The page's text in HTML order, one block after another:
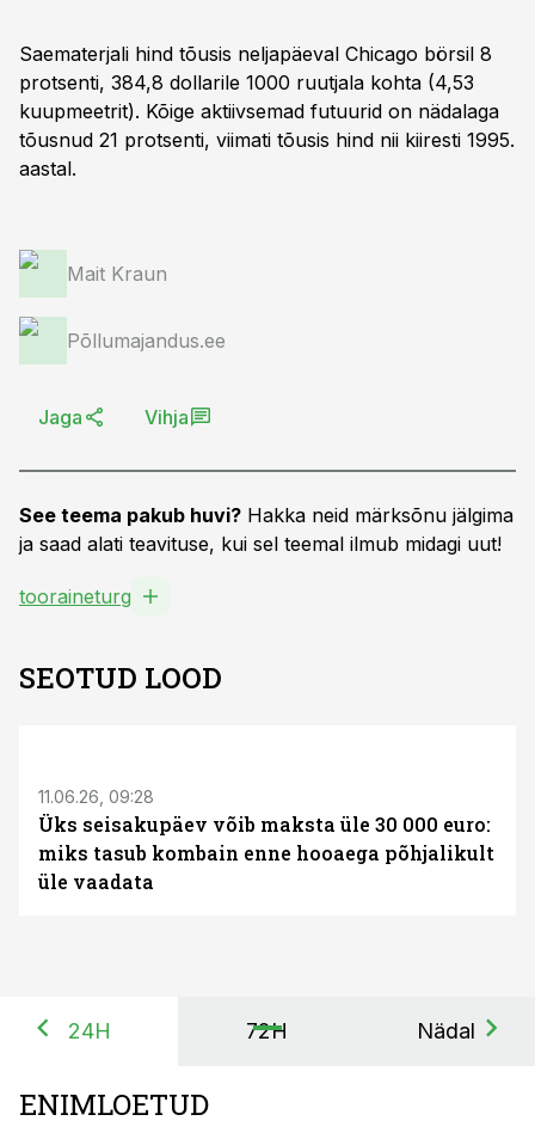
Saematerjali hind tõusis neljapäeval Chicago börsil 8
protsenti, 384,8 dollarile 1000 ruutjala kohta (4,53
kuupmeetrit). Kõige aktiivsemad futuurid on nädalaga
tõusnud 21 protsenti, viimati tõusis hind nii kiiresti 1995.
aastal.
Mait Kraun
Põllumajandus.ee
Jaga Vihja
See teema pakub huvi? Hakka neid märksõnu jälgima
ja saad alati teavituse, kui sel teemal ilmub midagi uut!
tooraineturg
SEOTUD LOOD
11.06.26, 09:28
Üks seisakupäev võib maksta üle 30 000 euro:
miks tasub kombain enne hooaega põhjalikult
üle vaadata
24H 72H Nädal
ENIMLOETUD